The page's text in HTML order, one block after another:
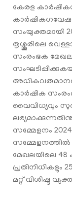
കേരള
സംയുക്തമായി
തൃശ്ശൂരിലെ
സംരംഭക മേഖല
കാര്‍ഷിക
വൈവിധ്യവും
സമ്മേളനം
സമ്മേളനത്തില്‍
മേഖലയിലെ 48
മറ്റ് വിശിഷ്ട